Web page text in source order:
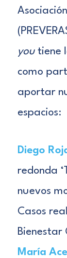
youtiene
como
aportar
espacios:
Diego
redonda
nuevos
Casos
Bienestar
María